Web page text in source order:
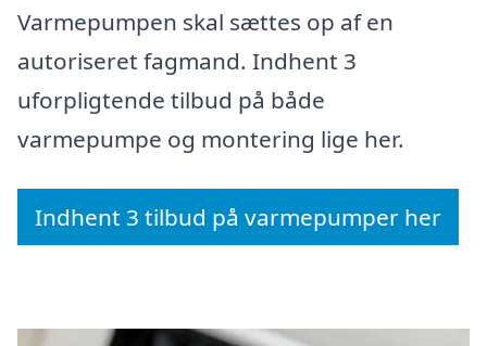
Varmepumpen skal sættes op af en
autoriseret fagmand. Indhent 3
uforpligtende tilbud på både
varmepumpe og montering lige her.
Indhent 3 tilbud på varmepumper her